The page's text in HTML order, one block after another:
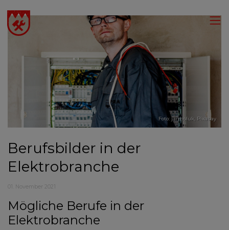
Foto: jarmoluk, Pixabay
Berufsbilder in der
Elektrobranche
01. November 2021
Mögliche Berufe in der
Elektrobranche